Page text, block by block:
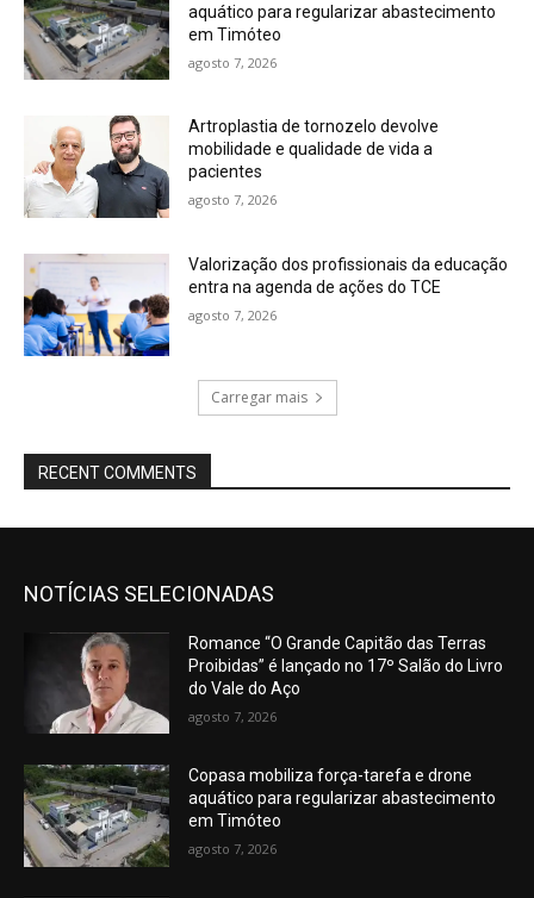
aquático para regularizar abastecimento
em Timóteo
agosto 7, 2026
Artroplastia de tornozelo devolve
mobilidade e qualidade de vida a
pacientes
agosto 7, 2026
Valorização dos profissionais da educação
entra na agenda de ações do TCE
agosto 7, 2026
Carregar mais
RECENT COMMENTS
NOTÍCIAS SELECIONADAS
Romance “O Grande Capitão das Terras
Proibidas” é lançado no 17º Salão do Livro
do Vale do Aço
agosto 7, 2026
Copasa mobiliza força-tarefa e drone
aquático para regularizar abastecimento
em Timóteo
agosto 7, 2026